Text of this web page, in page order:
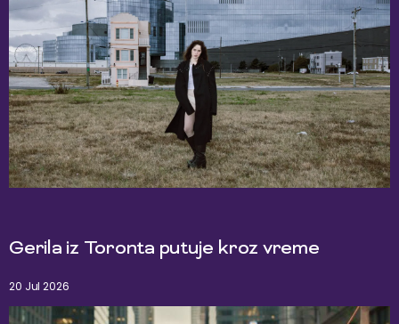
Gerila iz Toronta putuje kroz vreme
20 Jul 2026